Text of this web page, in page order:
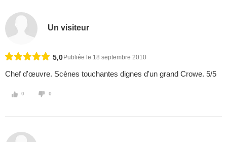
Un visiteur
5,0 Publiée le 18 septembre 2010
Chef d'œuvre. Scènes touchantes dignes d'un grand Crowe. 5/5
0 0